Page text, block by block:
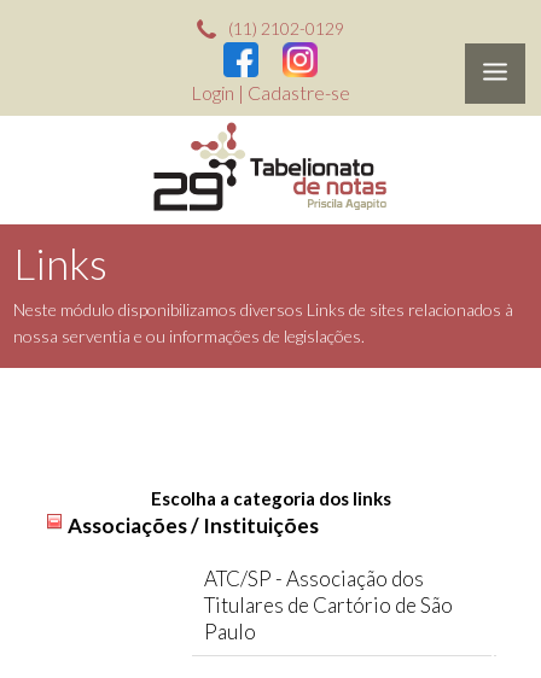
(11) 2102-0129
Login | Cadastre-se
Links
Neste módulo disponibilizamos diversos Links de sites relacionados à
nossa serventia e ou informações de legislações.
Escolha a categoria dos links
Associações / Instituições
ATC/SP - Associação dos
Titulares de Cartório de São
Paulo